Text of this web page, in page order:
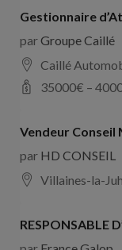
Gestionnaire
parGroupe Caillé
Caillé
35000€ –
Vendeur Conseil
par HD CONSEIL
Villaines-la-
RESPONSABLE